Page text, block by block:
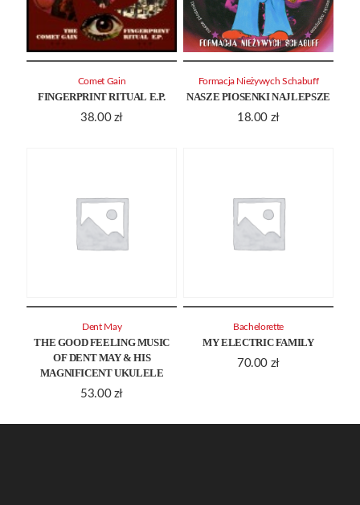
FINGERPRINT RITUAL E.P.
38.00 zł
Comet Gain
NASZE PIOSENKI NAJLEPSZE
18.00 zł
Formacja Nieżywych Schabuff
THE GOOD FEELING MUSIC
OF DENT MAY & HIS
MAGNIFICENT UKULELE
53.00 zł
Dent May
MY ELECTRIC FAMILY
70.00 zł
Bachelorette